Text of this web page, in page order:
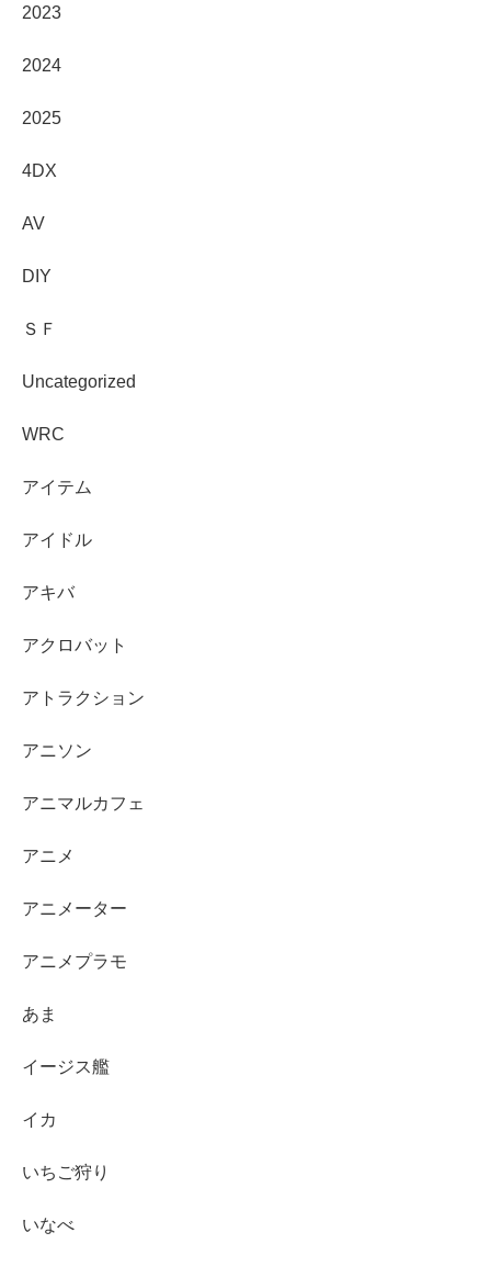
2023
2024
2025
4DX
AV
DIY
ＳＦ
Uncategorized
WRC
アイテム
アイドル
アキバ
アクロバット
アトラクション
アニソン
アニマルカフェ
アニメ
アニメーター
アニメプラモ
あま
イージス艦
イカ
いちご狩り
いなべ